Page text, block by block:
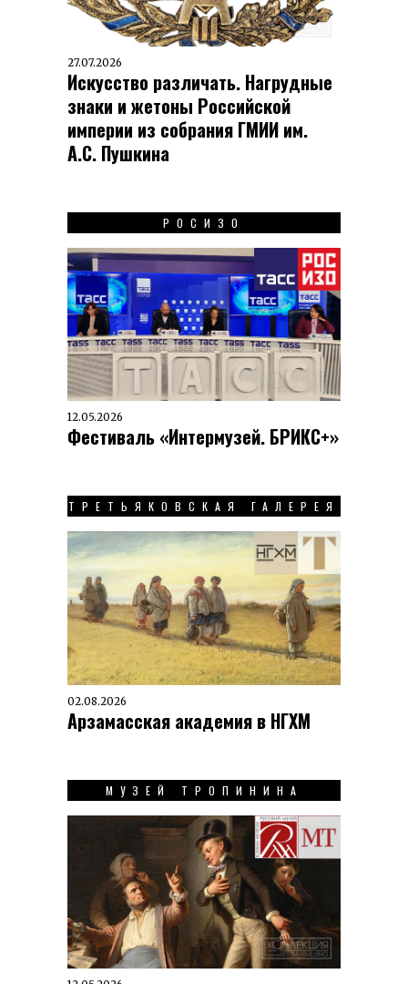
27.07.2026
Искусство различать. Нагрудные
знаки и жетоны Российской
империи из собрания ГМИИ им.
А.С. Пушкина
РОСИЗО
12.05.2026
Фестиваль «Интермузей. БРИКС+»
ТРЕТЬЯКОВСКАЯ ГАЛЕРЕЯ
02.08.2026
Арзамасская академия в НГХМ
МУЗЕЙ ТРОПИНИНА